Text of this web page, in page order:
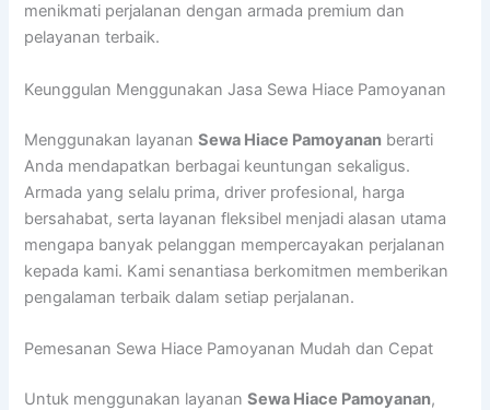
menikmati perjalanan dengan armada premium dan
pelayanan terbaik.
Keunggulan Menggunakan Jasa Sewa Hiace Pamoyanan
Menggunakan layananSewa Hiace Pamoyanan berarti
Anda mendapatkan berbagai keuntungan sekaligus.
Armada yang selalu prima, driver profesional, harga
bersahabat, serta layanan fleksibel menjadi alasan utama
mengapa banyak pelanggan mempercayakan perjalanan
kepada kami. Kami senantiasa berkomitmen memberikan
pengalaman terbaik dalam setiap perjalanan.
Pemesanan Sewa Hiace Pamoyanan Mudah dan Cepat
Untuk menggunakan layananSewa Hiace Pamoyanan,